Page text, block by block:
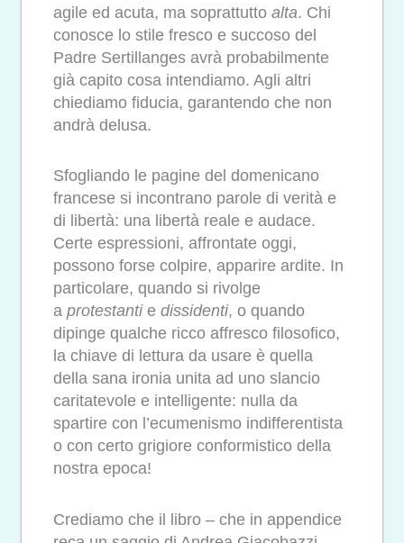
agile ed acuta, ma soprattutto alta. Chi
conosce lo stile fresco e succoso del
Padre Sertillanges avrà probabilmente
già capito cosa intendiamo. Agli altri
chiediamo fiducia, garantendo che non
andrà delusa.
Sfogliando le pagine del domenicano
francese si incontrano parole di verità e
di libertà: una libertà reale e audace.
Certe espressioni, affrontate oggi,
possono forse colpire, apparire ardite. In
particolare, quando si rivolge
a protestantie dissidenti, o quando
dipinge qualche ricco affresco filosofico,
la chiave di lettura da usare è quella
della sana ironia unita ad uno slancio
caritatevole e intelligente: nulla da
spartire con l’ecumenismo indifferentista
o con certo grigiore conformistico della
nostra epoca!
Crediamo che il libro – che in appendice